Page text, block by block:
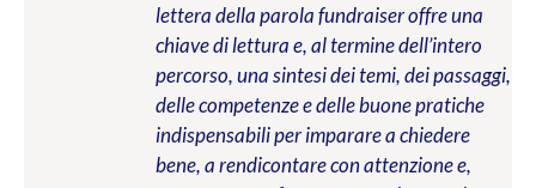
lettera della parola fundraiser offre una
chiave di lettura e, al termine dell’intero
percorso, una sintesi dei temi, dei passaggi,
delle competenze e delle buone pratiche
indispensabili per imparare a chiedere
bene, a rendicontare con attenzione e,